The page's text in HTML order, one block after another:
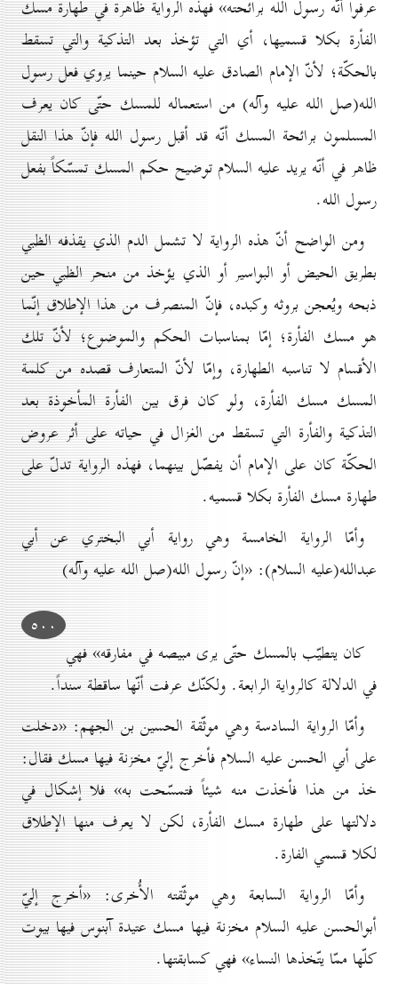
عرفوا أنّه رسول الله برائحته» فهذه الرواية ظاهرة في طهارة مسك
الفأرة بكلا قسميها، أي التي تؤخذ بعد التذكية والتي تسقط
بالحكّة؛ لأنّ الإمام الصادق عليه السلام حينما يروي فعل رسول
الله(صل الله عليه وآله) من استعماله للمسك حتّى كان يعرف
المسلمون برائحة المسك أنّه قد أقبل رسول الله فإنّ هذا النقل
ظاهر في أنّه يريد عليه السلام توضيح حكم المسك تمسّكاً بفعل
رسول الله.
ومن الواضح أنّ هذه الرواية لا تشمل الدم الذي يقذفه الظبي
بطريق الحيض أو البواسير أو الذي يؤخذ من منحر الظبي حين
ذبحه ويُعجن بروثه وكبده، فإنّ المنصرف من هذا الإطلاق إنّما
هو مسك الفأرة؛ إمّا بمناسبات الحكم والموضوع؛ لأنّ تلك
الأقسام لا تناسبه الطهارة، وإمّا لأنّ المتعارف قصده من كلمة
المسك مسك الفأرة، ولو كان فرق بين الفأرة المأخوذة بعد
التذكية والفأرة التي تسقط من الغزال في حياته على أثر عروض
الحكّة كان على الإمام أن يفصّل بينهما، فهذه الرواية تدلّ على
طهارة مسك الفأرة بكلا قسميه.
وأمّا الرواية الخامسة وهي رواية أبي البختري عن أبي
عبدالله(عليه السلام): «إنّ رسول الله(صل الله عليه وآله)
٥٠٠
كان يتطيّب بالمسك حتّى يرى مبيصه في مفارقه» فهي
في الدلالة كالرواية الرابعة. ولكنّك عرفت أنّها ساقطة سنداً.
وأمّا الرواية السادسة وهي موثّقة الحسين بن الجهم: «دخلت
على أبي الحسن عليه السلام فأخرج إليّ مخزنة فيها مسك فقال:
خذ من هذا فأخذت منه شيئاً فتمسّحت به» فلا إشكال في
دلالتها على طهارة مسك الفأرة، لكن لا يعرف منها الإطلاق
لكلا قسمي الفارة.
وأمّا الرواية السابعة وهي موثّقته الأُخرى: «أخرج إليّ
أبوالحسن عليه السلام مخزنة فيها مسك عتيدة آبنوس فيها بيوت
كلّها ممّا يتّخذها النساء» فهي كسابقتها.